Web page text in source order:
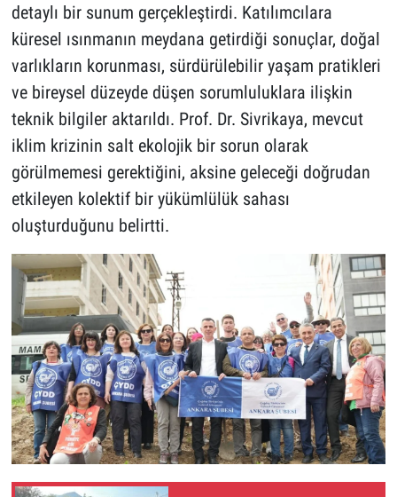
detaylı bir sunum gerçekleştirdi. Katılımcılara
küresel ısınmanın meydana getirdiği sonuçlar, doğal
varlıkların korunması, sürdürülebilir yaşam pratikleri
ve bireysel düzeyde düşen sorumluluklara ilişkin
teknik bilgiler aktarıldı. Prof. Dr. Sivrikaya, mevcut
iklim krizinin salt ekolojik bir sorun olarak
görülmemesi gerektiğini, aksine geleceği doğrudan
etkileyen kolektif bir yükümlülük sahası
oluşturduğunu belirtti.